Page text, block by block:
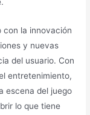
con la innovación
y nuevas
del usuario. Con
entretenimiento,
escena del juego
lo que tiene